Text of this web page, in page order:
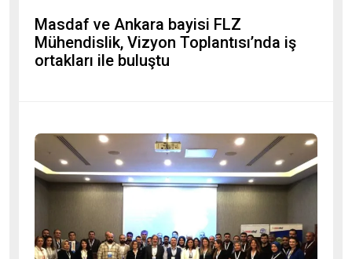
Masdaf ve Ankara bayisi FLZ
Mühendislik, Vizyon Toplantısı’nda iş
ortakları ile buluştu